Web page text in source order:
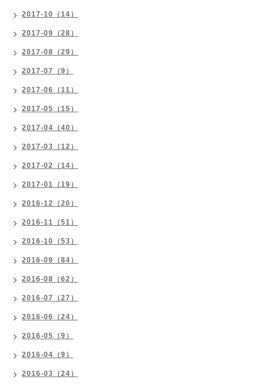
2017-10（14）
2017-09（28）
2017-08（29）
2017-07（9）
2017-06（11）
2017-05（15）
2017-04（40）
2017-03（12）
2017-02（14）
2017-01（19）
2016-12（20）
2016-11（51）
2016-10（53）
2016-09（84）
2016-08（62）
2016-07（27）
2016-06（24）
2016-05（9）
2016-04（9）
2016-03（24）